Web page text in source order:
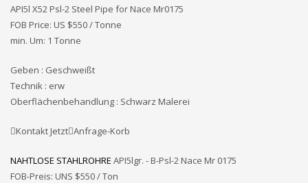
API5l X52 Psl-2 Steel Pipe for Nace Mr0175
FOB Price: US $550 / Tonne
min. Um: 1 Tonne
Geben : Geschweißt
Technik : erw
Oberflächenbehandlung : Schwarz Malerei
Kontakt JetztAnfrage-Korb
NAHTLOSE STAHLROHRE API5lgr. - B-Psl-2 Nace Mr 0175
FOB-Preis: UNS $550 / Ton